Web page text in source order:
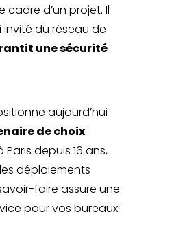
d’un projet. Il
invité du réseau de
une sécurité
aujourd’hui
de choix.
depuis 16 ans,
déploiements
faire assure une
pour vos bureaux.